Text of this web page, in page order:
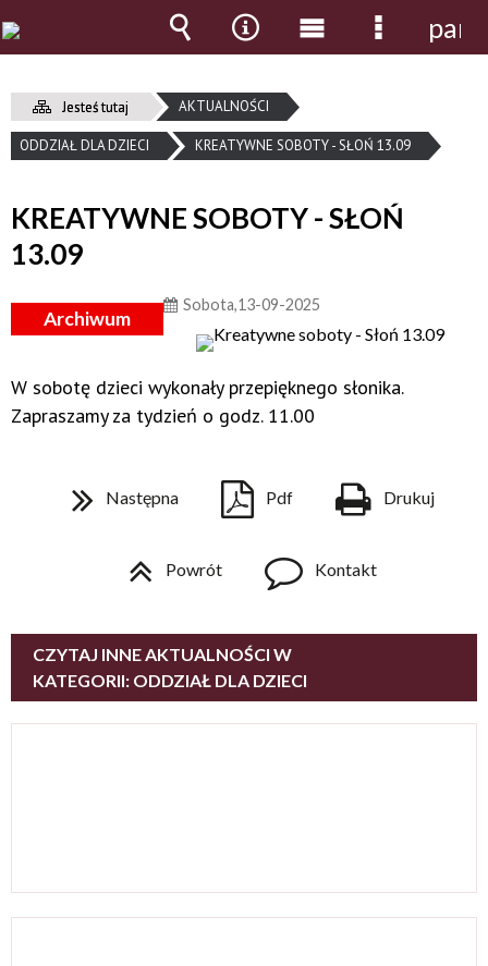
Jesteś tutaj AKTUALNOŚCI
ODDZIAŁ DLA DZIECI KREATYWNE SOBOTY - SŁOŃ 13.09
KREATYWNE SOBOTY - SŁOŃ
13.09
Archiwum
Sobota,13-09-2025
W sobotę dzieci wykonały przepięknego słonika.
Zapraszamy za tydzień o godz. 11.00
Następna Pdf Drukuj
Powrót Kontakt
CZYTAJ INNE AKTUALNOŚCI W
KATEGORII: ODDZIAŁ DLA DZIECI
Wyszukiwarka
Narzędzia
MenuMenu